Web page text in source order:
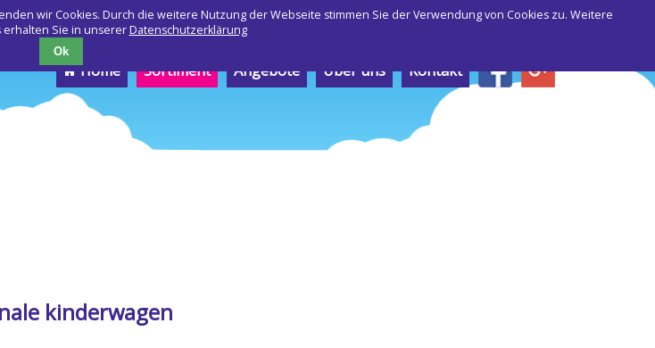
wir Cookies. Durch die weitere Nutzung der Webseite stimmen Sie der Verwendung von Cookies zu. Weitere
Sie in unserer Datenschutzerklärung
Ok
Navigation
überspringen
Home Sortiment Angebote Über uns Kontakt
kinderwagen